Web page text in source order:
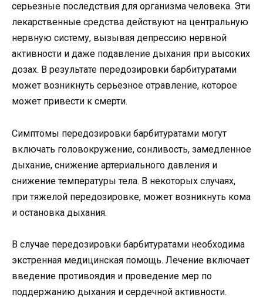
серьезные последствия для организма человека. Эти
лекарственные средства действуют на центральную
нервную систему, вызывая депрессию нервной
активности и даже подавление дыхания при высоких
дозах. В результате передозировки барбитуратами
может возникнуть серьезное отравление, которое
может привести к смерти.
Симптомы передозировки барбитуратами могут
включать головокружение, сонливость, замедленное
дыхание, снижение артериального давления и
снижение температуры тела. В некоторых случаях,
при тяжелой передозировке, может возникнуть кома
и остановка дыхания.
В случае передозировки барбитуратами необходима
экстренная медицинская помощь. Лечение включает
введение противоядия и проведение мер по
поддержанию дыхания и сердечной активности.